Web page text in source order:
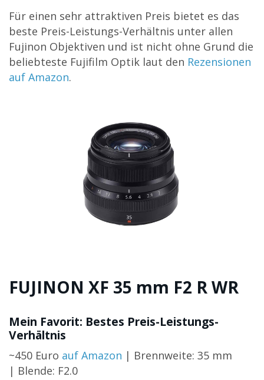
Für einen sehr attraktiven Preis bietet es das
beste Preis-Leistungs-Verhältnis unter allen
Fujinon Objektiven und ist nicht ohne Grund die
beliebteste Fujifilm Optik laut den Rezensionen
auf Amazon.
FUJINON XF 35 mm F2 R WR
Mein Favorit: Bestes Preis-Leistungs-
Verhältnis
~450 Euro auf Amazon | Brennweite: 35 mm
| Blende: F2.0